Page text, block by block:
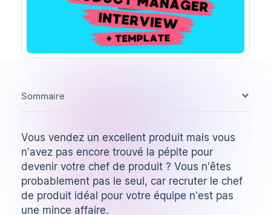
Vous vendez un excellent produit mais vous
n'avez pas encore trouvé la pépite pour
devenir votre chef de produit ? Vous n'êtes
probablement pas le seul, car recruter le chef
de produit idéal pour votre équipe n'est pas
une mince affaire.
Sommaire